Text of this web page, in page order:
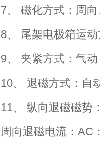
7、 磁化方式：周
8、 尾架电极箱运
9、 夹紧方式：气
10、 退磁方式：自
11、 纵向退磁磁势
周向退磁电流：AC